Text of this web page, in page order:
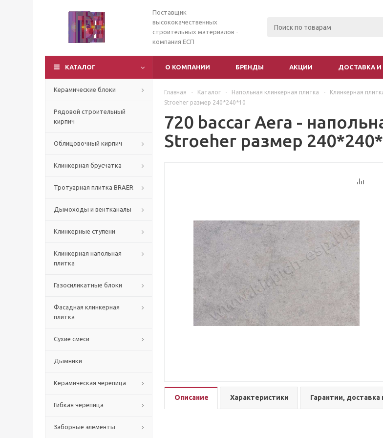
Поставщик
высококачественных
строительных материалов -
компания ЕСП
КАТАЛОГ О КОМПАНИИ БРЕНДЫ АКЦИИ ДОСТАВКА И
Керамические блоки
Рядовой строительный
кирпич
Облицовочный кирпич
Клинкерная брусчатка
Тротуарная плитка BRAER
Дымоходы и вентканалы
Клинкерные ступени
Клинкерная напольная
плитка
Газосиликатные блоки
Фасадная клинкерная
плитка
Сухие смеси
Дымники
Керамическая черепица
Гибкая черепица
Заборные элементы
Главная - Каталог - Напольная клинкерная плитка - Клинкерная
Stroeher размер 240*240*10
720 baccar Aera -
Stroeher размер
Описание Характеристики Гарантии, доставка